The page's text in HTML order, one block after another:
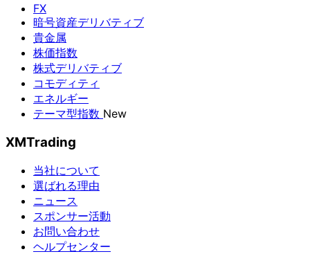
FX
暗号資産デリバティブ
貴金属
株価指数
株式デリバティブ
コモディティ
エネルギー
テーマ型指数 New
XMTrading
当社について
選ばれる理由
ニュース
スポンサー活動
お問い合わせ
ヘルプセンター